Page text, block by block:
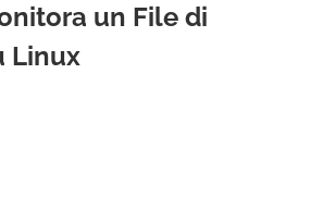
un File di
Linux